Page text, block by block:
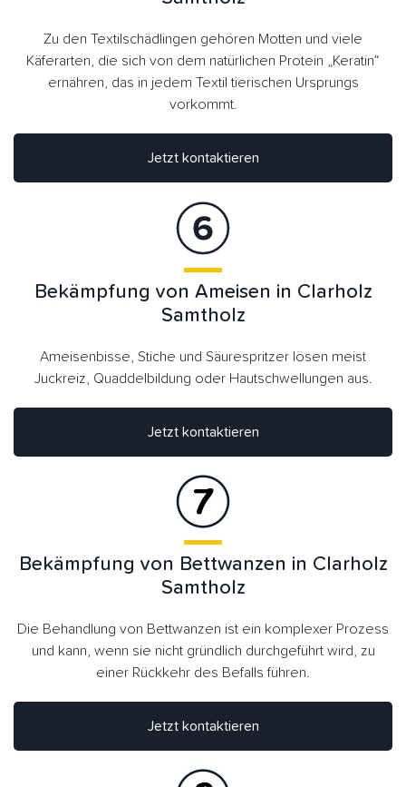
Zu den Textilschädlingen gehören Motten und viele
Käferarten, die sich von dem natürlichen Protein „Keratin“
ernähren, das in jedem Textil tierischen Ursprungs
vorkommt.
Jetzt kontaktieren
Jetzt kontaktieren
Bekämpfung von Ameisen in Clarholz
Samtholz
Ameisenbisse, Stiche und Säurespritzer lösen meist
Juckreiz, Quaddelbildung oder Hautschwellungen aus.
Bekämpfung von Bettwanzen in Clarholz
Samtholz
Die Behandlung von Bettwanzen ist ein komplexer Prozess
und kann, wenn sie nicht gründlich durchgeführt wird, zu
einer Rückkehr des Befalls führen.
Jetzt kontaktieren